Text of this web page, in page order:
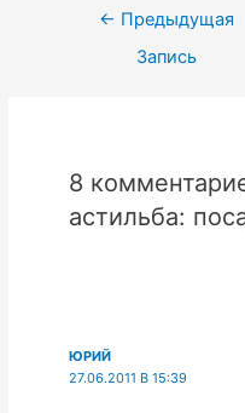
Навигация
← Предыдущая
Запись
8
астильба:
ЮРИЙ
27.06.2011 В 15:39